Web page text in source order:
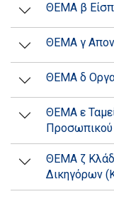
ΘΕΜΑ β
ΘΕΜΑ γ
ΘΕΜΑ δ
ΘΕΜΑ ε
Προσωπικού
ΘΕΜΑ ζ
Δικηγόρων